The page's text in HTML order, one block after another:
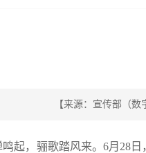
【来源：宣传部（
鸣起，骊歌踏风来。6月28